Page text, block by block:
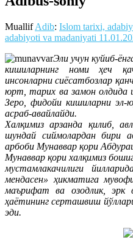
MuallifAdib: Islom tarixi,
adabiyoti va madaniyati
Эли учун куйиб-
кишиларнинг номи ҳеч
инсонларни сиёсатбозлар
юрт, тарих ва замон олдида
Зеро, фидойи кишиларни
асраб-авайлайди.
Халқимиз арзанда қилиб,
шундай сиймолардан бири
арбоби Мунаввар қори
Мунаввар қори халқимиз
мустамлакачилиги
мендасен» ҳикматига
маърифат ва озодлик, эрк
ҳаётининг серташвиш
эди.